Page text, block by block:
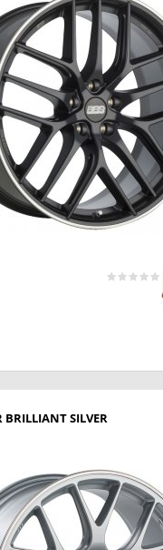
BRILLIANT SILVER